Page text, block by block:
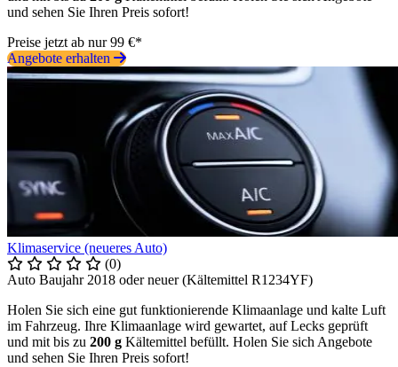
und sehen Sie Ihren Preis sofort!
Preise jetzt ab nur 99 €*
Angebote erhalten
Klimaservice (neueres Auto)
(0)
Auto Baujahr 2018 oder neuer (Kältemittel R1234YF)
Holen Sie sich eine gut funktionierende Klimaanlage und kalte Luft
im Fahrzeug. Ihre Klimaanlage wird gewartet, auf Lecks geprüft
und mit bis zu 200 g Kältemittel befüllt. Holen Sie sich Angebote
und sehen Sie Ihren Preis sofort!